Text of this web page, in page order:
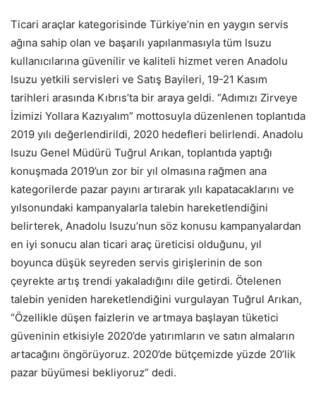
Ticari araçlar kategorisinde Türkiye’nin en yaygın servis
ağına sahip olan ve başarılı yapılanmasıyla tüm Isuzu
kullanıcılarına güvenilir ve kaliteli hizmet veren Anadolu
Isuzu yetkili servisleri ve Satış Bayileri, 19-21 Kasım
tarihleri arasında Kıbrıs’ta bir araya geldi. “Adımızı Zirveye
İzimizi Yollara Kazıyalım” mottosuyla düzenlenen toplantıda
2019 yılı değerlendirildi, 2020 hedefleri belirlendi. Anadolu
Isuzu Genel Müdürü Tuğrul Arıkan, toplantıda yaptığı
konuşmada 2019’un zor bir yıl olmasına rağmen ana
kategorilerde pazar payını artırarak yılı kapatacaklarını ve
yılsonundaki kampanyalarla talebin hareketlendiğini
belirterek, Anadolu Isuzu’nun söz konusu kampanyalardan
en iyi sonucu alan ticari araç üreticisi olduğunu, yıl
boyunca düşük seyreden servis girişlerinin de son
çeyrekte artış trendi yakaladığını dile getirdi. Ötelenen
talebin yeniden hareketlendiğini vurgulayan Tuğrul Arıkan,
“Özellikle düşen faizlerin ve artmaya başlayan tüketici
güveninin etkisiyle 2020’de yatırımların ve satın almaların
artacağını öngörüyoruz. 2020’de bütçemizde yüzde 20’lik
pazar büyümesi bekliyoruz” dedi.